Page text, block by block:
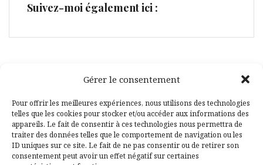
Gérer le consentement
Pour offrir les meilleures expériences, nous utilisons des technologies
telles que les cookies pour stocker et/ou accéder aux informations des
appareils. Le fait de consentir à ces technologies nous permettra de
traiter des données telles que le comportement de navigation ou les
ID uniques sur ce site. Le fait de ne pas consentir ou de retirer son
consentement peut avoir un effet négatif sur certaines
Suivez-moi également ici :
Facebook
Pinterest